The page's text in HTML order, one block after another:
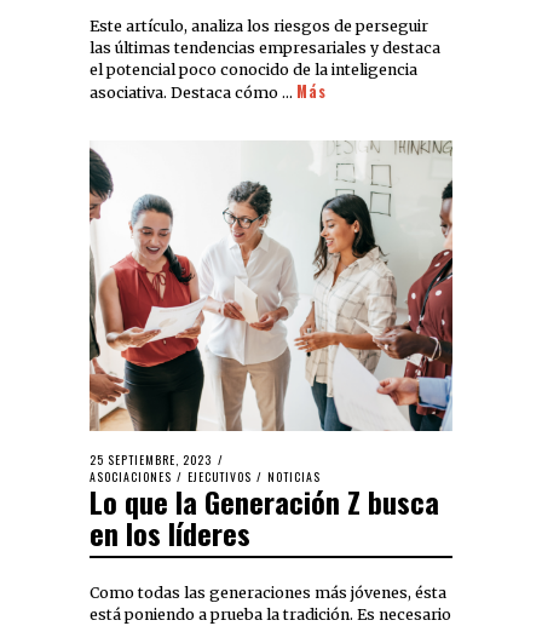
Este artículo, analiza los riesgos de perseguir
las últimas tendencias empresariales y destaca
el potencial poco conocido de la inteligencia
asociativa. Destaca cómo … Más
25 SEPTIEMBRE, 2023
ASOCIACIONES / EJECUTIVOS / NOTICIAS
Lo que la Generación Z busca
en los líderes
Como todas las generaciones más jóvenes, ésta
está poniendo a prueba la tradición. Es necesario